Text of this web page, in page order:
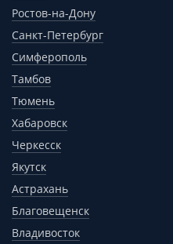
Ростов-на-Дону
Санкт-Петербург
Симферополь
Тамбов
Тюмень
Хабаровск
Черкесск
Якутск
Астрахань
Благовещенск
Владивосток